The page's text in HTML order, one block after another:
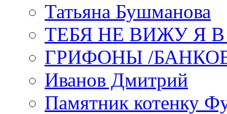
Татьяна Бушманова
ТЕБЯ НЕ ВИЖУ Я
ГРИФОНЫ /
Иванов Дмитрий
Памятник котенку